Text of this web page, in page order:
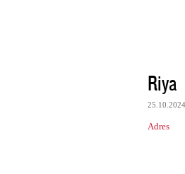
Riya
25.10.2024
Adres